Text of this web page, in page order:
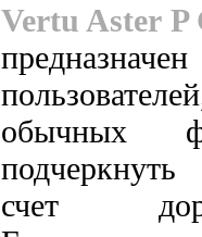
Vertu Aster P
обычных
счет